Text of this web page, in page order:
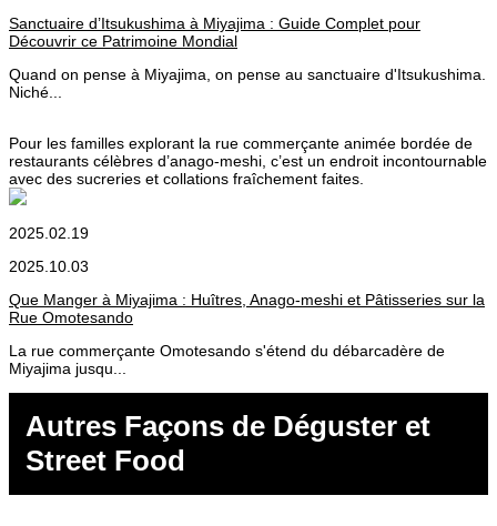
Sanctuaire d’Itsukushima à Miyajima : Guide Complet pour
Découvrir ce Patrimoine Mondial
Quand on pense à Miyajima, on pense au sanctuaire d'Itsukushima.
Niché...
Pour les familles explorant la rue commerçante animée bordée de
restaurants célèbres d’anago-meshi, c’est un endroit incontournable
avec des sucreries et collations fraîchement faites.
2025.02.19
2025.10.03
Que Manger à Miyajima : Huîtres, Anago-meshi et Pâtisseries sur la
Rue Omotesando
La rue commerçante Omotesando s'étend du débarcadère de
Miyajima jusqu...
Autres Façons de Déguster et
Street Food